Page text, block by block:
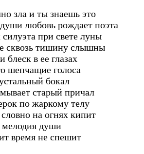
зла и ты знаешь это
любовь рождает поэта
при свете луны
сквозь тишину слышны
блеск в ее глазах
шепчащие голоса
бокал
старый причал
по жаркому телу
на огнях кипит
души
время не спешит